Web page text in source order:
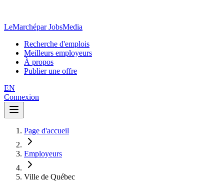
LeMarchépar JobsMedia
Recherche d'emplois
Meilleurs employeurs
À propos
Publier une offre
EN
Connexion
Page d'accueil
Employeurs
Ville de Québec